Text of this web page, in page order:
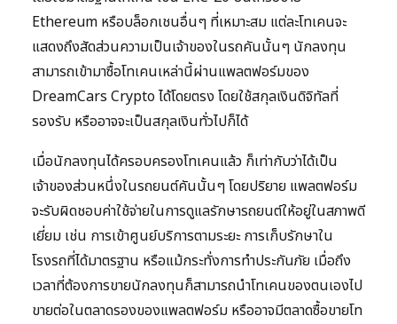
Ethereum หรือบล็อกเชนอื่นๆ ที่เหมาะสม แต่ละโทเคนจะ
แสดงถึงสัดส่วนความเป็นเจ้าของในรถคันนั้นๆ นักลงทุน
สามารถเข้ามาซื้อโทเคนเหล่านี้ผ่านแพลตฟอร์มของ
DreamCars Crypto ได้โดยตรง โดยใช้สกุลเงินดิจิทัลที่
รองรับ หรืออาจจะเป็นสกุลเงินทั่วไปก็ได้
เมื่อนักลงทุนได้ครอบครองโทเคนแล้ว ก็เท่ากับว่าได้เป็น
เจ้าของส่วนหนึ่งในรถยนต์คันนั้นๆ โดยปริยาย แพลตฟอร์ม
จะรับผิดชอบค่าใช้จ่ายในการดูแลรักษารถยนต์ให้อยู่ในสภาพดี
เยี่ยม เช่น การเข้าศูนย์บริการตามระยะ การเก็บรักษาใน
โรงรถที่ได้มาตรฐาน หรือแม้กระทั่งการทำประกันภัย เมื่อถึง
เวลาที่ต้องการขายนักลงทุนก็สามารถนำโทเคนของตนเองไป
ขายต่อในตลาดรองของแพลตฟอร์ม หรืออาจมีตลาดซื้อขายโท